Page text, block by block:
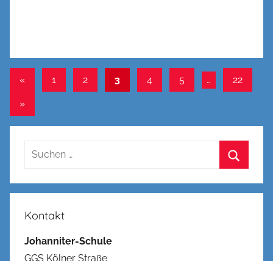
Seitennummerierung
der
Beiträge
«Vorherige
1 2 3 4 5 … 22
Nächste
Beiträge
»
Suchen
Kontakt
Johanniter-Schule
GGS Kölner Straße